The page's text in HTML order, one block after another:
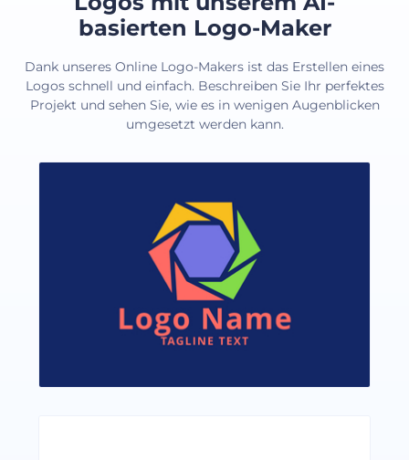
basierten Logo-Maker
Dank unseres Online Logo-Makers ist das Erstellen eines
Logos schnell und einfach. Beschreiben Sie Ihr perfektes
Projekt und sehen Sie, wie es in wenigen Augenblicken
umgesetzt werden kann.